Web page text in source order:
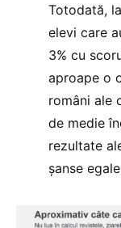
Totodată,
elevi care
3% cu
aproape o
români ale
de medie
rezultate
șanse